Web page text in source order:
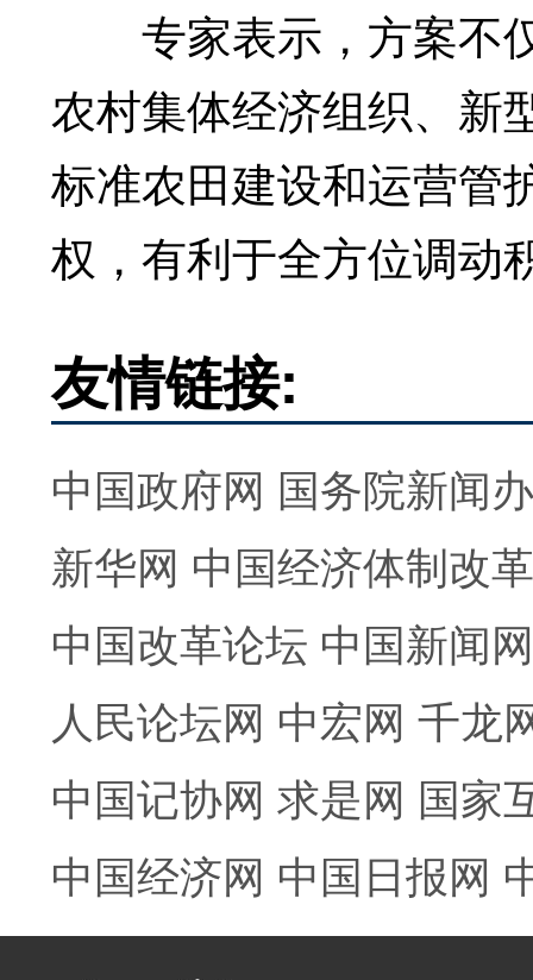
专家表示，方案不
农村集体经济组织、新
标准农田建设和运营管
权，有利于全方位调动
友情链接:
中国政府网 国务院新闻
新华网 中国经济体制改
中国改革论坛 中国新闻网
人民论坛网 中宏网 千龙
中国记协网 求是网 国家
中国经济网 中国日报网